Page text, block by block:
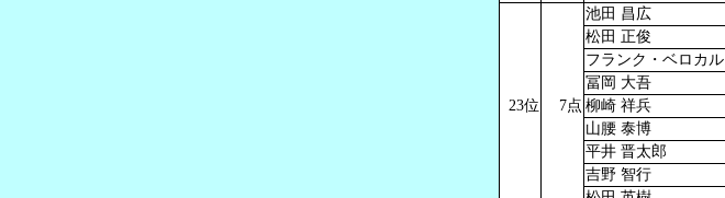
23位 7点
池田 昌広
松田 正俊
フランク・ベロカル
冨岡 大吾
柳崎 祥兵
山腰 泰博
平井 晋太郎
吉野 智行